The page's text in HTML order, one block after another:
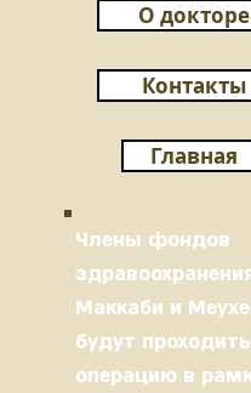
О докторе
Контакты
Главная
Члены фондов
Маккаби и
будут проходить
операцию в